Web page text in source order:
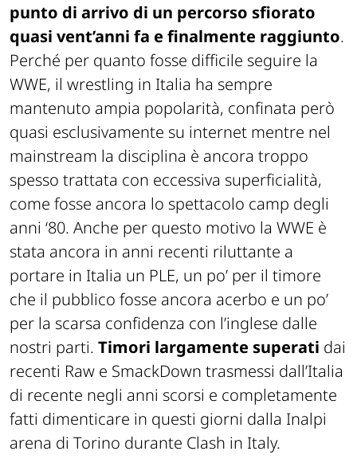
punto di arrivo di un percorso sfiorato
quasi vent’anni fa e finalmente raggiunto.
Perché per quanto fosse difficile seguire la
WWE, il wrestling in Italia ha sempre
mantenuto ampia popolarità, confinata però
quasi esclusivamente su internet mentre nel
mainstream la disciplina è ancora troppo
spesso trattata con eccessiva superficialità,
come fosse ancora lo spettacolo camp degli
anni ‘80. Anche per questo motivo la WWE è
stata ancora in anni recenti riluttante a
portare in Italia un PLE, un po’ per il timore
che il pubblico fosse ancora acerbo e un po’
per la scarsa confidenza con l’inglese dalle
nostri parti. Timori largamente superati dai
recenti Raw e SmackDown trasmessi dall’Italia
di recente negli anni scorsi e completamente
fatti dimenticare in questi giorni dalla Inalpi
arena di Torino durante Clash in Italy.